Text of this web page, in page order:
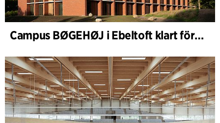
Campus BØGEHØJ i Ebeltoft klart för invigning: Unik träbyggnad färdigställd